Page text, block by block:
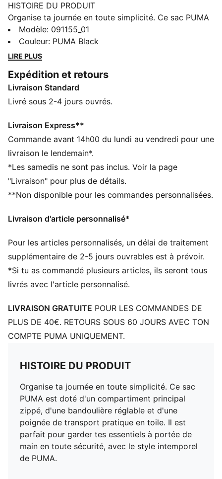
HISTOIRE DU PRODUIT
Organise ta journée en toute simplicité. Ce sac PUMA
est doté d'un compartiment principal zippé, d'une
bandoulière réglable et d'une poignée de transport
pratique en toile. Il est parfait pour garder tes
style intemporel de PUMA.
CARACTÉRISTIQUES + AVANTAGES
Confectionné avec un minimum de 90 % de matériaux
DÉTAILS
Compartiment principal zippé
Bandoulière réglable
Modèle PUMA confortable
Détails brandés PUMA
Modèle: 091155_01
Couleur: PUMA Black
LIRE PLUS
Expédition et retours
Livraison Standard
Livré sous 2-4 jours ouvrés.
Livraison Express**
Commande avant 14h00 du lundi au vendredi pour une
livraison le lendemain*.
*Les samedis ne sont pas inclus. Voir la page
"Livraison" pour plus de détails.
**Non disponible pour les commandes personnalisées.
Livraison d'article personnalisé*
Pour les articles personnalisés, un délai de traitement
supplémentaire de 2-5 jours ouvrables est à prévoir.
*Si tu as commandé plusieurs articles, ils seront tous
livrés avec l'article personnalisé.
LIVRAISON GRATUITE POUR LES COMMANDES DE
PLUS DE 40€. RETOURS SOUS 60 JOURS AVEC TON
COMPTE PUMA UNIQUEMENT.
HISTOIRE DU PRODUIT
Organise ta journée en toute simplicité. Ce sac
PUMA est doté d'un compartiment principal
zippé, d'une bandoulière réglable et d'une
poignée de transport pratique en toile. Il est
parfait pour garder tes essentiels à portée de
main en toute sécurité, avec le style intemporel
de PUMA.